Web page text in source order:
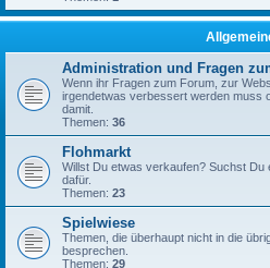
Administration und Fragen
Wenn ihr Fragen zum Forum, zur
irgendetwas verbessert werden muss
damit.
Themen: 36
Flohmarkt
Willst Du etwas verkaufen? Suchst Du
dafür.
Themen: 23
Spielwiese
Themen, die überhaupt nicht in die
besprechen.
Themen: 29